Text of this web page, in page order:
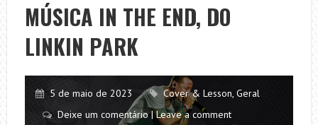
MÚSICA IN THE END, DO
LINKIN PARK
5 de maio de 2023 Cover & Lesson, Geral
Deixe um comentário | Leave a comment